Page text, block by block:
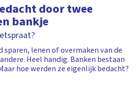
door twee
bankje
sparen, lenen of overmaken van de
Heel handig. Banken bestaan
hoe werden ze eigenlijk bedacht?